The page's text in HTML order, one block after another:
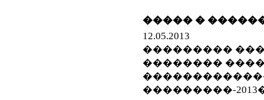
����� �
12.05.2013
���������
��������
���������-